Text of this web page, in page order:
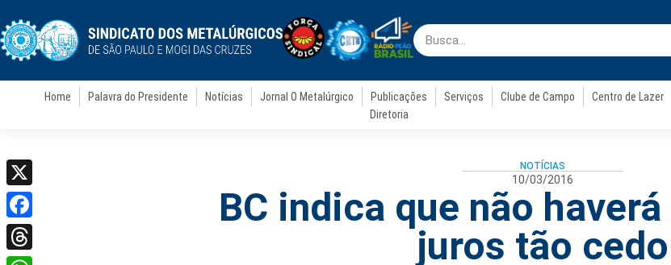
Home Palavra do Presidente Notícias Jornal O Metalúrgico Publicações Serviços Clube de Campo Centro de Lazer
Diretoria
NOTÍCIAS
10/03/2016
BC indica que não
juros tão cedo
X
Facebook